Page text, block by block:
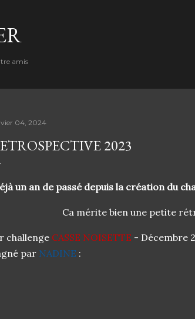
amis
04, 2024
2023
un an de passé depuis la création du
Ca mérite bien une petite
challenge CASSE NOISETTE - Décembre
par NADINE :